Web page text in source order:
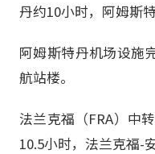
丹约10小时，阿姆斯
阿姆斯特丹机场设施
航站楼。
法兰克福（FRA）中
10.5小时，法兰克福-